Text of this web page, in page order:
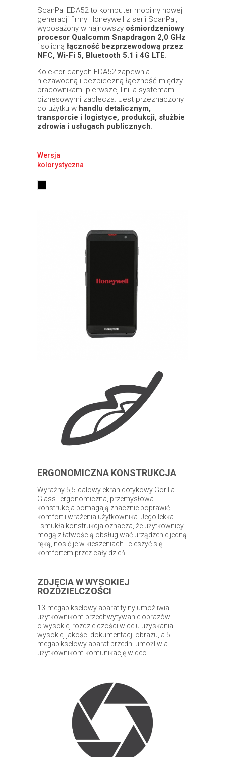
ScanPal EDA52 to komputer mobilny nowej
generacji firmy Honeywell z serii ScanPal,
wyposażony w najnowszy ośmiordzeniowy
procesor Qualcomm Snapdragon 2,0 GHz
i solidną łączność bezprzewodową przez
NFC, Wi-Fi 5, Bluetooth 5.1 i 4G LTE
Kolektor danych EDA52 zapewnia
niezawodną i bezpieczną łączność między
pracownikami pierwszej linii a systemami
biznesowymi zaplecza. Jest przeznaczony
do użytku w handlu detalicznym,
transporcie i logistyce, produkcji, służbie
zdrowia i usługach publicznych
Wersja
kolorystyczna
ERGONOMICZNA KONSTRUKCJA
Wyraźny 5,5-calowy ekran dotykowy Gorilla
Glass i ergonomiczna, przemysłowa
konstrukcja pomagają znacznie poprawić
komfort i wrażenia użytkownika. Jego lekka
i smukła konstrukcja oznacza, że ​​użytkownicy
mogą z łatwością obsługiwać urządzenie jedną
ręką, nosić je w kieszeniach i cieszyć się
komfortem przez cały dzień.
ZDJĘCIA W WYSOKIEJ
ROZDZIELCZOŚCI
13-megapikselowy aparat tylny umożliwia
użytkownikom przechwytywanie obrazów
o wysokiej rozdzielczości w celu uzyskania
wysokiej jakości dokumentacji obrazu, a 5-
megapikselowy aparat przedni umożliwia
użytkownikom komunikację wideo.